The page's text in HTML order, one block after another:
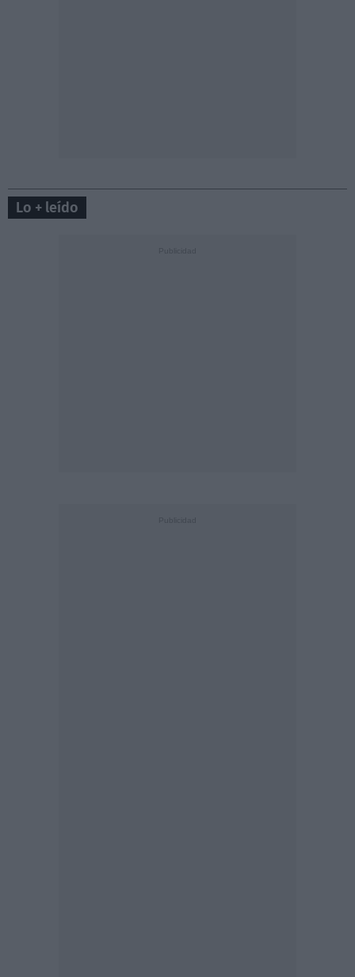
Lo + leído